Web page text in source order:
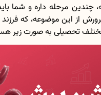
چندین مرحله داره و شما
از این موضوعه، که
تحصیلی به صورت زیر